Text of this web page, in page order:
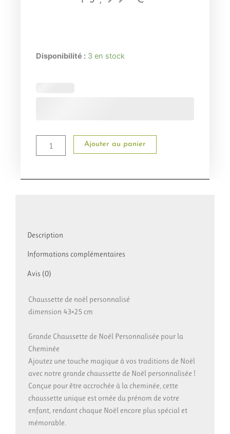
Disponibilité : 3 en stock
quantité
Ajouter au panier
Description
Informations complémentaires
Avis (0)
Chaussette de noël personnalisé
dimension 43×25 cm
Grande Chaussette de Noël Personnalisée pour la
Cheminée
Ajoutez une touche magique à vos traditions de Noël
avec notre grande chaussette de Noël personnalisée !
Conçue pour être accrochée à la cheminée, cette
chaussette unique est ornée du prénom de votre
enfant, rendant chaque Noël encore plus spécial et
mémorable.